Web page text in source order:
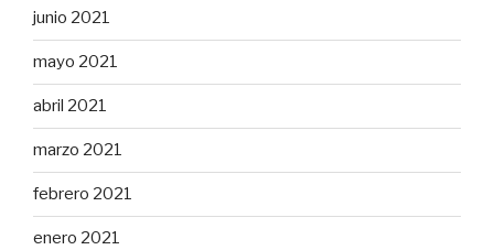
junio 2021
mayo 2021
abril 2021
marzo 2021
febrero 2021
enero 2021